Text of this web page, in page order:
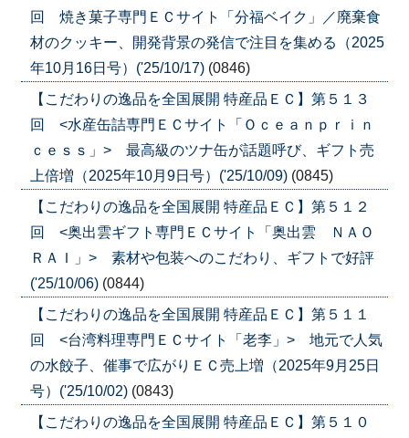
回 焼き菓子専門ＥＣサイト「分福ベイク」／廃棄食
材のクッキー、開発背景の発信で注目を集める（2025
年10月16日号）('25/10/17) (0846)
【こだわりの逸品を全国展開 特産品ＥＣ】第５１３
回 <水産缶詰専門ＥＣサイト「Ｏｃｅａｎｐｒｉｎ
ｃｅｓｓ」> 最高級のツナ缶が話題呼び、ギフト売
上倍増（2025年10月9日号）('25/10/09) (0845)
【こだわりの逸品を全国展開 特産品ＥＣ】第５１２
回 <奥出雲ギフト専門ＥＣサイト「奥出雲 ＮＡＯ
ＲＡＩ」> 素材や包装へのこだわり、ギフトで好評
('25/10/06) (0844)
【こだわりの逸品を全国展開 特産品ＥＣ】第５１１
回 <台湾料理専門ＥＣサイト「老李」> 地元で人気
の水餃子、催事で広がりＥＣ売上増（2025年9月25日
号）('25/10/02) (0843)
【こだわりの逸品を全国展開 特産品ＥＣ】第５１０